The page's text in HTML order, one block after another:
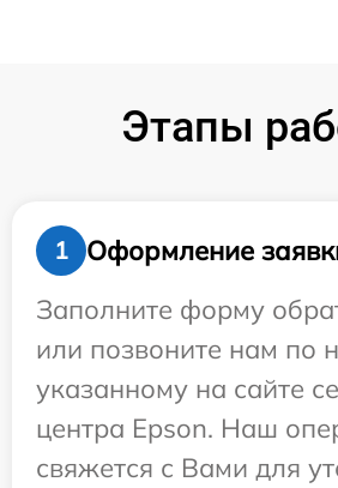
Этапы
1
Оформление
Заполните форму
или позвоните нам по
указанному на сайте
центра Epson. Наш
свяжется с Вами для